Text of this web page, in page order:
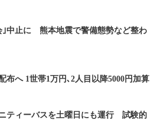
｣中止に 熊本地震で警備態勢など整わ
布へ 1世帯1万円､2人目以降5000円加算
ティーバスを土曜日にも運行 試験的